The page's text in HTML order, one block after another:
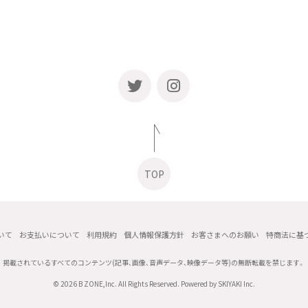
TOP
て お支払いについて 利用規約 個人情報保護方針 お客さまへのお願い 特商法に基
掲載されているすべてのコンテンツ(記事、画像、音声データ、映像データ等)の無断転載を禁じます。
© 2026 B ZONE,Inc. All Rights Reserved. Powered by SKIYAKI Inc.